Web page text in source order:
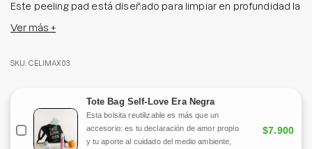
Este peeling pad está diseñado para limpiar en profundidad la
proporciona hidratación y calma a la piel sensible. Con un uso
Ver más +
SKU: CELIMAX03
Tote Bag Self-Love Era Negra
Esta bolsita reutilizable es más que un
accesorio: es tu declaración de amor propio
y tu aporte al cuidado del medio ambiente,
$7.900